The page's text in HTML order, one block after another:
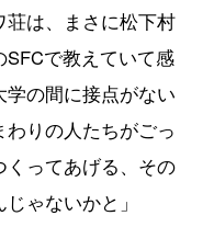
は、まさに松下村
で教えていて感
の間に接点がない
りの人たちがごっ
ってあげる、その
ゃないかと」